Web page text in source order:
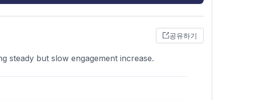
공유하기
steady but slow engagement increase.